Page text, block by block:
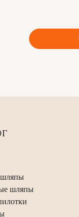
шляпы